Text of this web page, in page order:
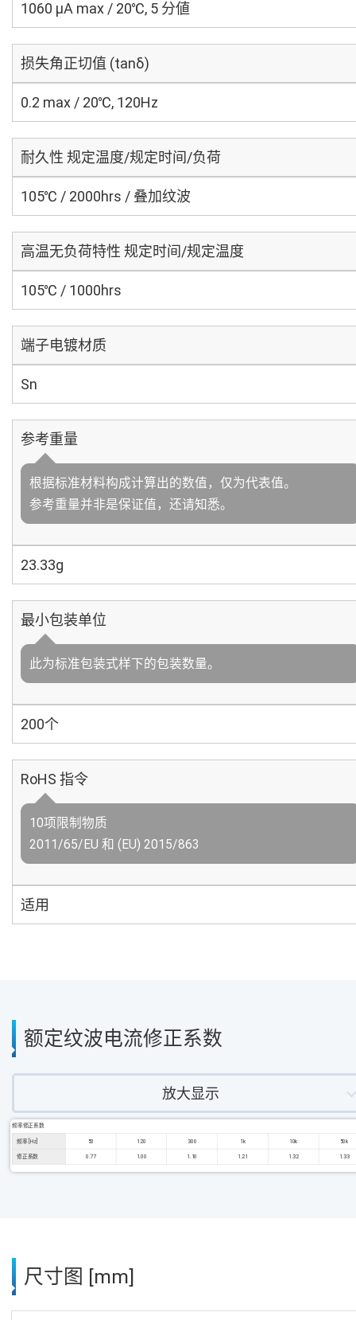
1060 μA max / 20℃, 5 分値
损失角正切值 (tanδ)
0.2 max / 20℃, 120Hz
耐久性 规定温度/规定时间/负荷
105℃ / 2000hrs / 叠加纹波
高温无负荷特性 规定时间/规定温度
105℃ / 1000hrs
端子电镀材质
Sn
参考重量
根据标准材料构成计算出的数值，仅为代表值。
参考重量并非是保证值，还请知悉。
23.33g
最小包装单位
此为标准包装式样下的包装数量。
200个
RoHS 指令
10项限制物质
2011/65/EU 和 (EU) 2015/863
适用
额定纹波电流修正系数
放大显示
频率修正系数
频率 [Hz] 50 120 300 1k 10k 50k
修正系数 0.77 1.00 1.10 1.21 1.32 1.33
尺寸图 [mm]